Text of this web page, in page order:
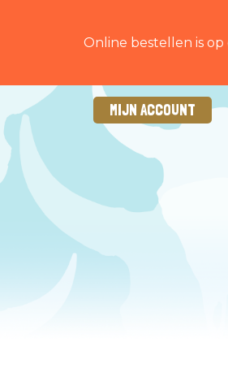
Online bestellen is
MIJN ACCOUNT